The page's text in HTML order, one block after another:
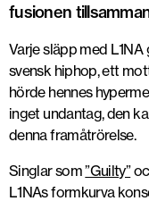
fusionen
Varje släpp med
svensk hiphop, ett
hörde hennes
inget undantag, den
denna framåtrörelse.
Singlar som”Guilty”
L1NAs formkurva